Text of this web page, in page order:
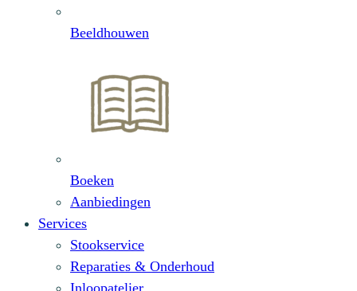
Beeldhouwen
Boeken
Aanbiedingen
Services
Stookservice
Reparaties & Onderhoud
Inloopatelier